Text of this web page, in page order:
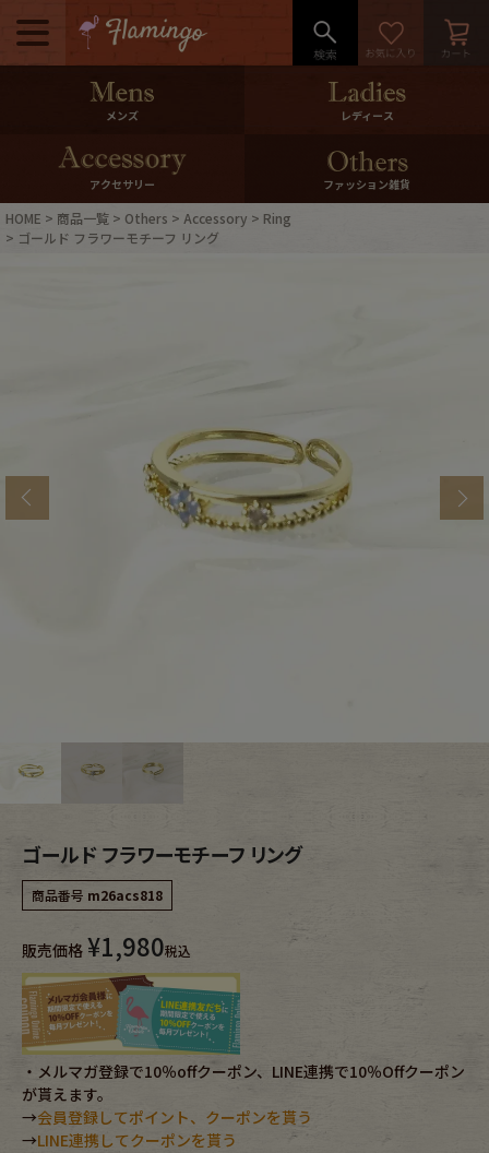
メニュー
500pt＆10％Offクーポンプレゼン
10％0ffクーポンプレゼント
ログイン・会員登録 LINE ID連携
特集一覧
ブランドから探す スタッフコーディネート
Bottoms
レディース商品カテゴリーから探す
Tops
Outer
Fafatt
メンズ レディース
アクセサリー ファッション雑貨
HOME 商品一覧 Others Accessory
Ring
ゴールド フラワーモチーフ リング
ゴールド フラワーモチーフ リング
商品番号 m26acs818
販売価格 ¥1,980税込
・メルマガ登録で10％offクーポン、LINE連携で10％Offクーポン
が貰えます。
→会員登録してポイント、クーポンを貰う
→LINE連携してクーポンを貰う